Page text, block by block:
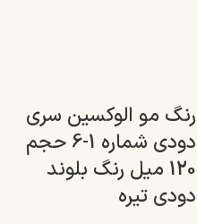
رنگ مو الوکسین سری
دودی شماره 1-6 حجم
120 میل رنگ بلوند
دودی تیره